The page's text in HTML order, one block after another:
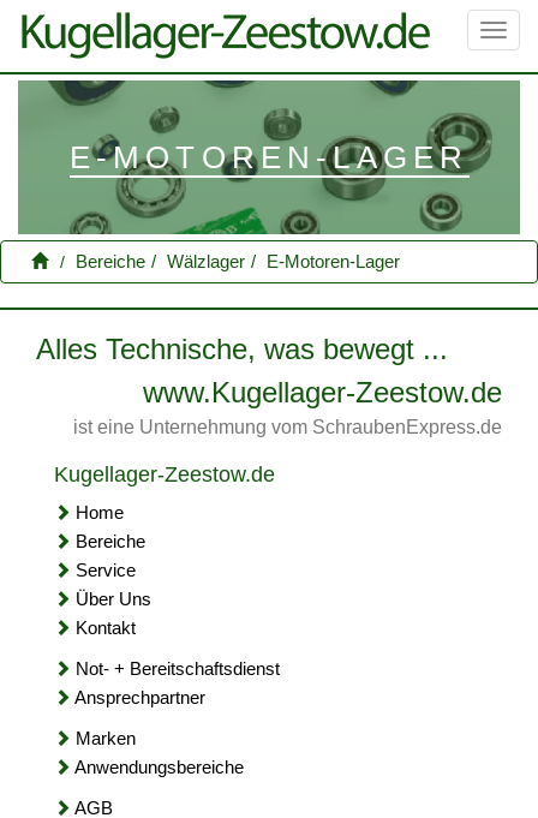
E-MOTOREN-LAGER
Bereiche Wälzlager E-Motoren-Lager
Alles Technische, was bewegt ...
www.Kugellager-Zeestow.de
ist eine Unternehmung vom SchraubenExpress.de
Kugellager-Zeestow.de
Home
Bereiche
Service
Über Uns
Kontakt
Not- + Bereitschaftsdienst
Ansprechpartner
Marken
Anwendungsbereiche
AGB